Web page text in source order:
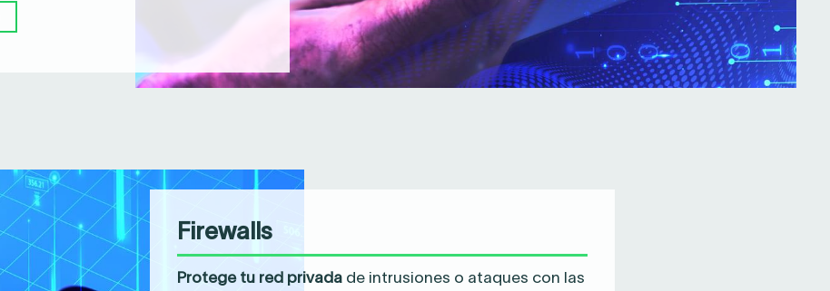
Firewalls
Protege tu red privada de intrusiones o ataques con las